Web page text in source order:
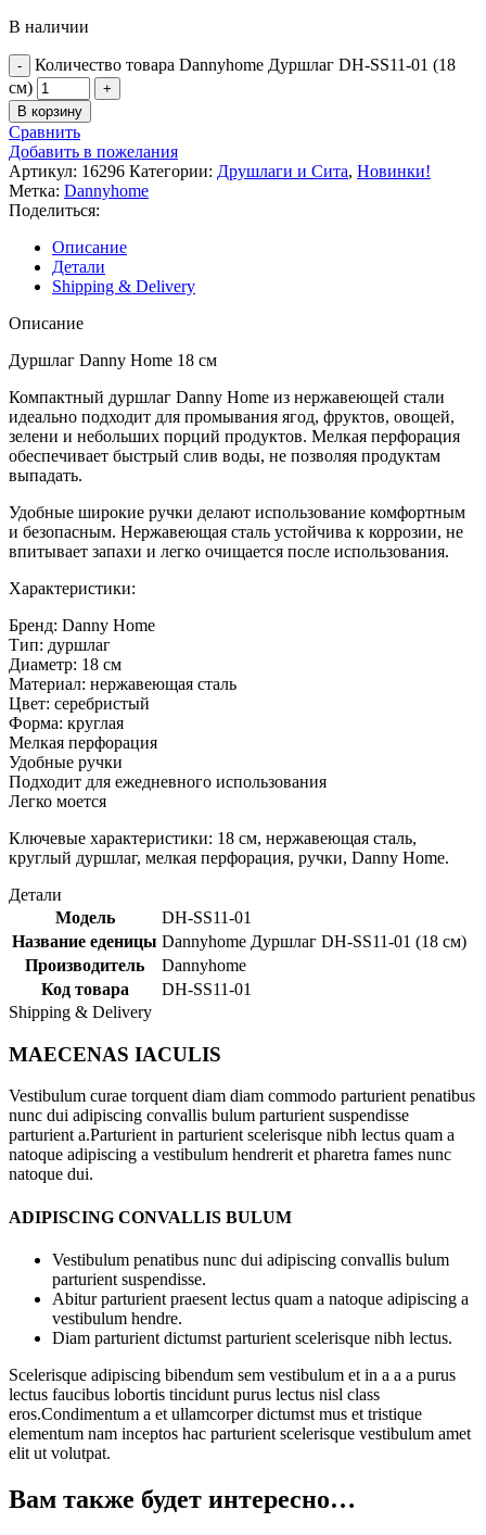
В наличии
Количество товара Dannyhome Дуршлаг DH-SS11-01 (18
см)
В корзину
Сравнить
Добавить в пожелания
Артикул: 16296 Категории: Друшлаги и Сита, Новинки!
Метка: Dannyhome
Поделиться:
Описание
Детали
Shipping & Delivery
Описание
Дуршлаг Danny Home 18 см
Компактный дуршлаг Danny Home из нержавеющей стали
идеально подходит для промывания ягод, фруктов, овощей,
зелени и небольших порций продуктов. Мелкая перфорация
обеспечивает быстрый слив воды, не позволяя продуктам
выпадать.
Удобные широкие ручки делают использование комфортным
и безопасным. Нержавеющая сталь устойчива к коррозии, не
впитывает запахи и легко очищается после использования.
Характеристики:
Бренд: Danny Home
Тип: дуршлаг
Диаметр: 18 см
Материал: нержавеющая сталь
Цвет: серебристый
Форма: круглая
Мелкая перфорация
Удобные ручки
Подходит для ежедневного использования
Легко моется
Ключевые характеристики: 18 см, нержавеющая сталь,
круглый дуршлаг, мелкая перфорация, ручки, Danny Home.
Детали
Модель
DH-SS11-01
Название еденицы Dannyhome Дуршлаг DH-SS11-01 (18 см)
Производитель
Dannyhome
Код товара
DH-SS11-01
Shipping & Delivery
MAECENAS IACULIS
Vestibulum curae torquent diam diam commodo parturient penatibus
nunc dui adipiscing convallis bulum parturient suspendisse
parturient a.Parturient in parturient scelerisque nibh lectus quam a
natoque adipiscing a vestibulum hendrerit et pharetra fames nunc
natoque dui.
ADIPISCING CONVALLIS BULUM
Vestibulum penatibus nunc dui adipiscing convallis bulum
parturient suspendisse.
Abitur parturient praesent lectus quam a natoque adipiscing a
vestibulum hendre.
Diam parturient dictumst parturient scelerisque nibh lectus.
Scelerisque adipiscing bibendum sem vestibulum et in a a a purus
lectus faucibus lobortis tincidunt purus lectus nisl class
eros.Condimentum a et ullamcorper dictumst mus et tristique
elementum nam inceptos hac parturient scelerisque vestibulum amet
elit ut volutpat.
Вам также будет интересно…